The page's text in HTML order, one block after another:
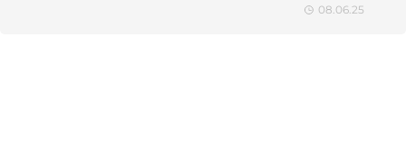
08.06.25